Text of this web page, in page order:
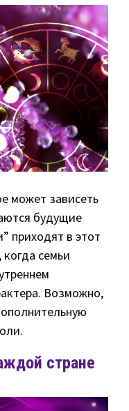
может зависеть
будущие
приходят в этот
семьи
Возможно,
стране